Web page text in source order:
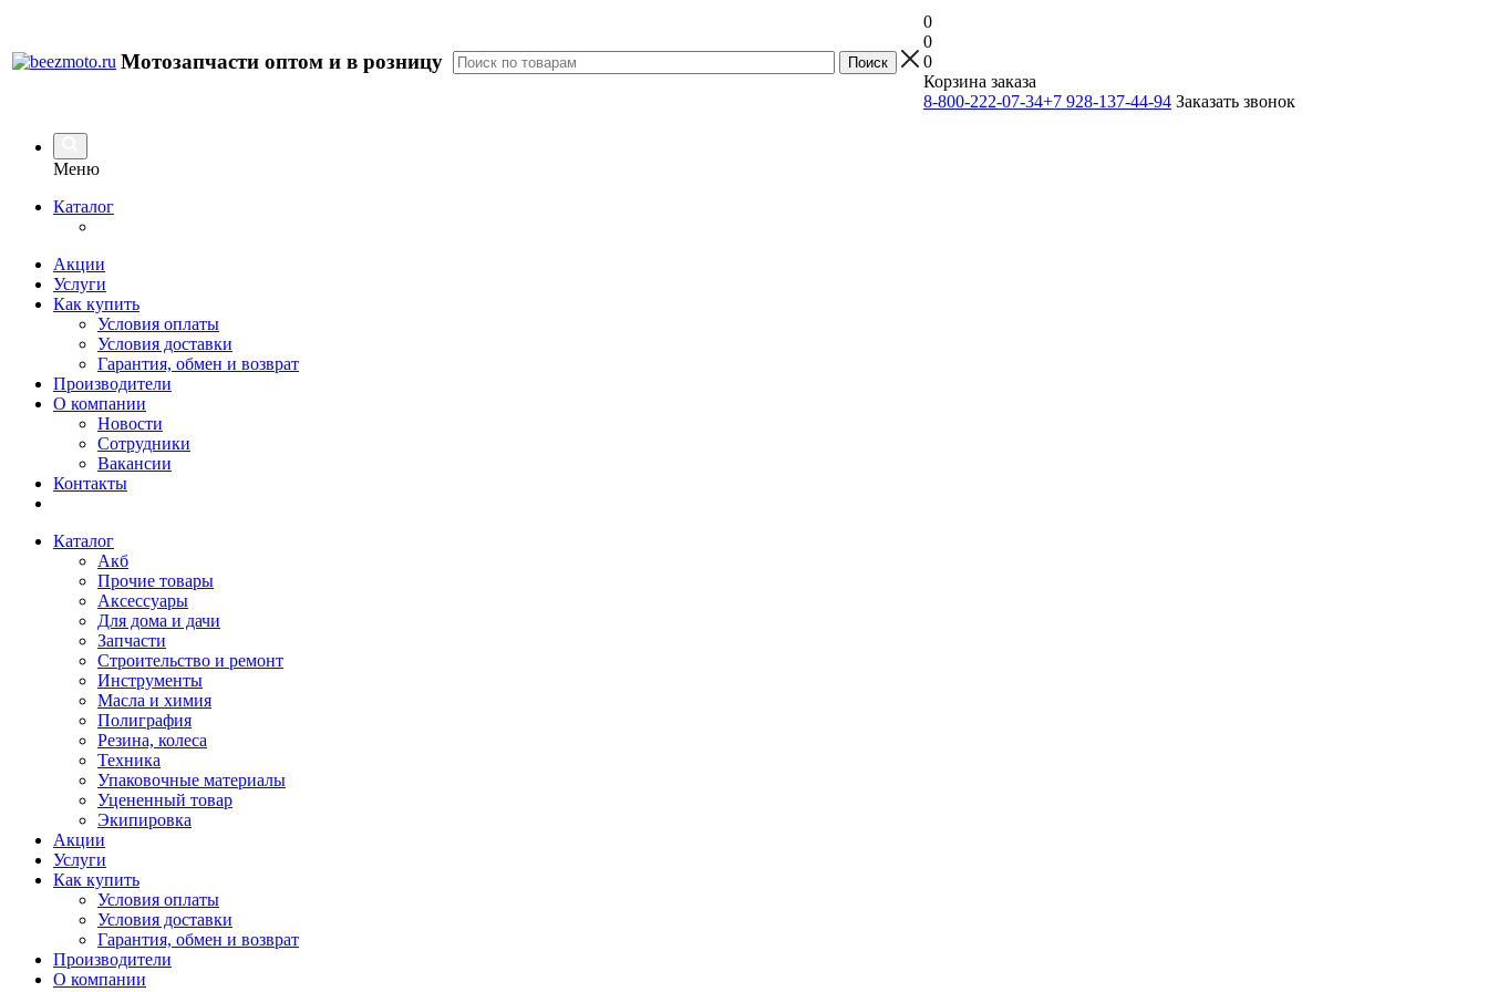
Мотозапчасти оптом и в розницу
0
0
0
Корзина заказа
8-800-222-07-34+7 928-137-44-94 Заказать звонок
Меню
Каталог
Акции
Услуги
Как купить
Условия оплаты
Условия доставки
Гарантия, обмен и возврат
Производители
О компании
Новости
Сотрудники
Вакансии
Контакты
Каталог
Акб
Прочие товары
Аксессуары
Для дома и дачи
Запчасти
Строительство и ремонт
Инструменты
Масла и химия
Полиграфия
Резина, колеса
Техника
Упаковочные материалы
Уцененный товар
Экипировка
Акции
Услуги
Как купить
Условия оплаты
Условия доставки
Гарантия, обмен и возврат
Производители
О компании